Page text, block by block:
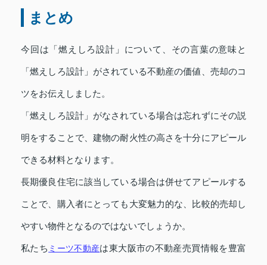
まとめ
今回は「燃えしろ設計」について、その言葉の意味と
「燃えしろ設計」がされている不動産の価値、売却のコ
ツをお伝えしました。
「燃えしろ設計」がなされている場合は忘れずにその説
明をすることで、建物の耐火性の高さを十分にアピール
できる材料となります。
長期優良住宅に該当している場合は併せてアピールする
ことで、購入者にとっても大変魅力的な、比較的売却し
やすい物件となるのではないでしょうか。
私たち ミーツ不動産は東大阪市の不動産売買情報を豊富